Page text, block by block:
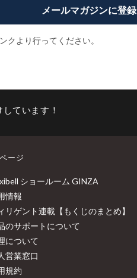
メールマガジンに登録
より行ってください。
ています！
ページ
ショールーム GINZA
情報
リゲント連載【もくじのまとめ】
のサポートについて
について
営業窓口
規約